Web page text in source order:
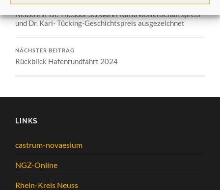
Abiturientinnen und Abiturienten von den Heimatfreunden
Neuss mit Dr. Theodor Schwann-Naturwissenschaftspreis
und Dr. Karl- Tücking-Geschichtspreis ausgezeichnet
NÄCHSTER BEITRAG
Rückblick Hafenrundfahrt 2024
LINKS
castrum-novaesium
NGZ-Online
Rhein-Kreis Neuss